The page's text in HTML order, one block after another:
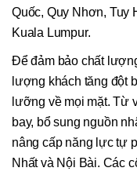
Quốc, Quy Nhơn, Tuy
Kuala Lumpur.
Để đảm bảo chất
lượng khách tăng đột
lưỡng về mọi mặt. Từ
bay, bổ sung nguồn
nâng cấp năng lực tự
Nhất và Nội Bài. Các